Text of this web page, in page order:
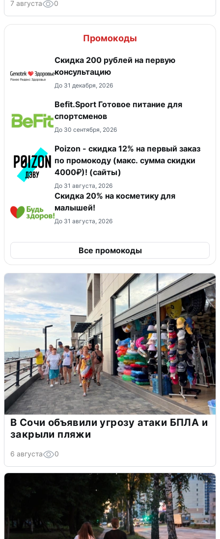
7 августа 0
Промокоды
Скидка 200 рублей на первую
консультацию
До 31 декабря, 2026
Befit.Sport Готовое питание для
спортсменов
До 30 сентября, 2026
Poizon - скидка 12% на первый заказ
по промокоду (макс. сумма скидки
4000₽)! (сайты)
До 31 августа, 2026
Скидка 20% на косметику для
малышей!
До 31 августа, 2026
Все промокоды
В Сочи объявили угрозу атаки БПЛА и
закрыли пляжи
6 августа 0